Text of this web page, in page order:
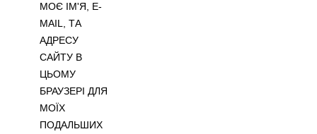
МОЄ ІМ'Я, E-
MAIL, ТА
АДРЕСУ
САЙТУ В
ЦЬОМУ
БРАУЗЕРІ ДЛЯ
МОЇХ
ПОДАЛЬШИХ